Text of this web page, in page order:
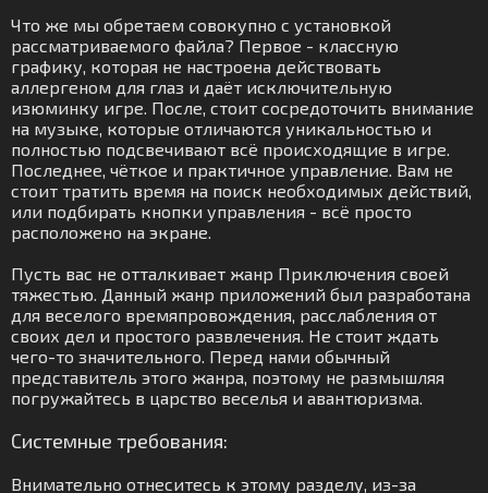
Что же мы обретаем совокупно с установкой
рассматриваемого файла? Первое - классную
графику, которая не настроена действовать
аллергеном для глаз и даёт исключительную
изюминку игре. После, стоит сосредоточить внимание
на музыке, которые отличаются уникальностью и
полностью подсвечивают всё происходящие в игре.
Последнее, чёткое и практичное управление. Вам не
стоит тратить время на поиск необходимых действий,
или подбирать кнопки управления - всё просто
расположено на экране.
Пусть вас не отталкивает жанр Приключения своей
тяжестью. Данный жанр приложений был разработана
для веселого времяпровождения, расслабления от
своих дел и простого развлечения. Не стоит ждать
чего-то значительного. Перед нами обычный
представитель этого жанра, поэтому не размышляя
погружайтесь в царство веселья и авантюризма.
Системные требования:
Внимательно отнеситесь к этому разделу, из-за